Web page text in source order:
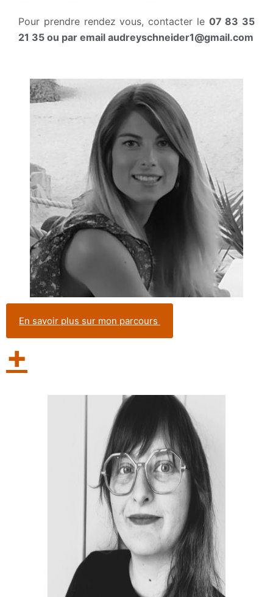
Pour prendre rendez vous, contacter le 07 83 35
21 35 ou par email audreyschneider1@gmail.com
En savoir plus sur mon parcours
+